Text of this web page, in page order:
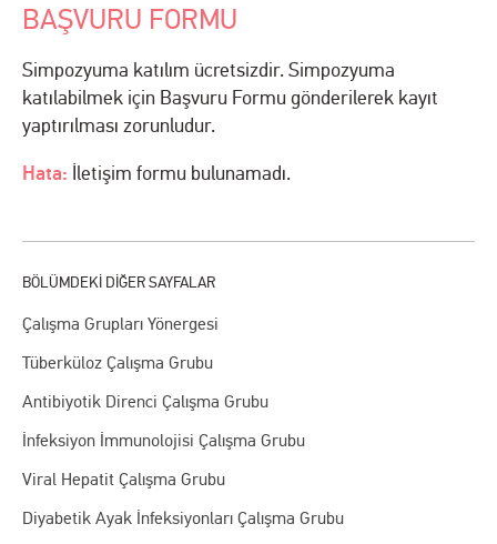
Çalışma Grupları Yönergesi
Tüberküloz Çalışma Grubu
Antibiyotik Direnci Çalışma Grubu
İnfeksiyon İmmunolojisi Çalışma Grubu
Viral Hepatit Çalışma Grubu
Diyabetik Ayak İnfeksiyonları Çalışma Grubu
BAŞVURU FORMU
Simpozyuma katılım ücretsizdir. Simpozyuma
katılabilmek için Başvuru Formu gönderilerek kayıt
yaptırılması zorunludur.
Hata: İletişim formu bulunamadı.